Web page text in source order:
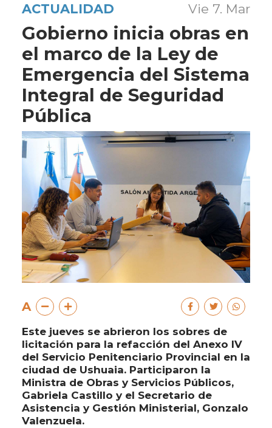
ACTUALIDAD Vie 7. Mar
Gobierno inicia obras en
el marco de la Ley de
Emergencia del Sistema
Integral de Seguridad
Pública
A
Este jueves se abrieron los sobres de
licitación para la refacción del Anexo IV
del Servicio Penitenciario Provincial en la
ciudad de Ushuaia. Participaron la
Ministra de Obras y Servicios Públicos,
Gabriela Castillo y el Secretario de
Asistencia y Gestión Ministerial, Gonzalo
Valenzuela.